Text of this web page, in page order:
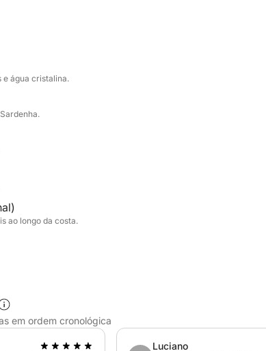
tempo para relaxar, tomar sol e apreciar a
natural extraordinário.
ou grupos de amigos, é a maneira ideal de
privilegiada.
vivencie Cala Gonone a partir do mar.
e água cristalina.
ao longo da costa.
em ordem cronológica
Luciano